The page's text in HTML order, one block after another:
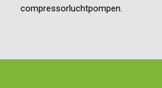
compressorluchtpompen.